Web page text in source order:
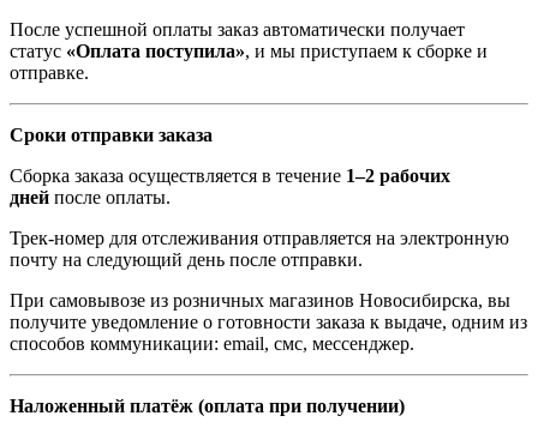
После успешной оплаты заказ автоматически получает
статус «Оплата поступила», и мы приступаем к сборке и
отправке.
Сроки отправки заказа
Сборка заказа осуществляется в течение 1–2 рабочих
дней после оплаты.
Трек-номер для отслеживания отправляется на электронную
почту на следующий день после отправки.
При самовывозе из розничных магазинов Новосибирска, вы
получите уведомление о готовности заказа к выдаче, одним из
способов коммуникации: email, смс, мессенджер.
Наложенный платёж (оплата при получении)